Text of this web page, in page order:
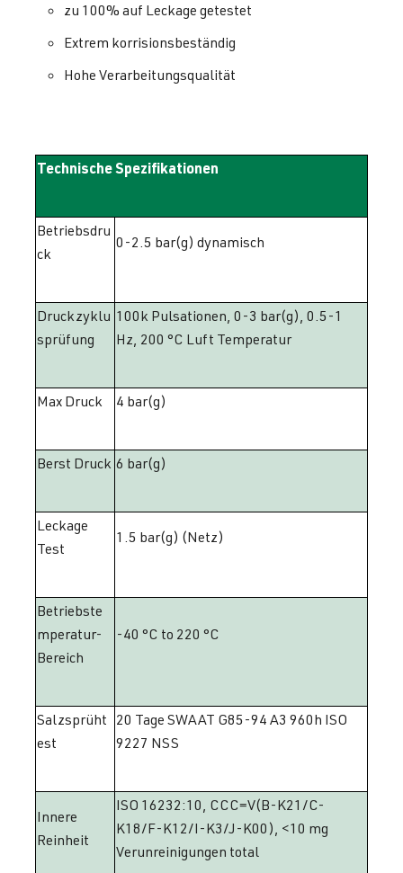
zu 100% auf Leckage getestet
Extrem korrisionsbeständig
Hohe Verarbeitungsqualität
Technische Spezifikationen
Betriebsdru
ck
0-2.5 bar(g) dynamisch
Druckzyklu
sprüfung
100k Pulsationen, 0-3 bar(g), 0.5-1
Hz, 200 °C Luft Temperatur
Max Druck 4 bar(g)
Berst Druck 6 bar(g)
Leckage
Test
1.5 bar(g) (Netz)
Betriebste
mperatur-
Bereich
-40 °C to 220 °C
Salzsprüht
est
20 Tage SWAAT G85-94 A3 960h ISO
9227 NSS
Innere
Reinheit
ISO 16232:10, CCC=V(B-K21/C-
K18/F-K12/I-K3/J-K00), <10 mg
Verunreinigungen total